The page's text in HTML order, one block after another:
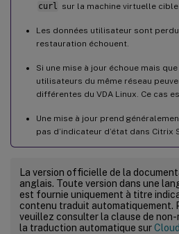
curl
sur la machine virtuelle cible.
Les données utilisateur sont
restauration échouent.
Si une mise à jour échoue mais
utilisateurs du même réseau
différentes du VDA Linux. Ce cas
Une mise à jour prend
pas d’indicateur d’état dans Citrix
La version officielle de la
anglais. Toute version dans une
est fournie uniquement à titre
contenu traduit automatiquement.
veuillez consulter la clause de
la traduction automatique sur